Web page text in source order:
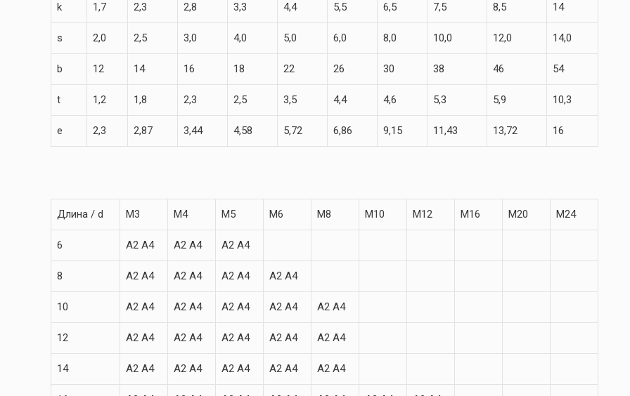
k 1,7 2,3 2,8 3,3 4,4 5,5 6,5 7,5 8,5 14
s 2,0 2,5 3,0 4,0 5,0 6,0 8,0 10,0 12,0 14,0
b 12 14 16 18 22 26 30 38 46 54
t 1,2 1,8 2,3 2,5 3,5 4,4 4,6 5,3 5,9 10,3
e 2,3 2,87 3,44 4,58 5,72 6,86 9,15 11,43 13,72 16
Длина / d M3 M4 M5 M6 M8 M10 M12 M16 M20 M24
6 A2 A4 A2 A4 A2 A4
8 A2 A4 A2 A4 A2 A4 A2 A4
10 A2 A4 A2 A4 A2 A4 A2 A4 A2 A4
12 A2 A4 A2 A4 A2 A4 A2 A4 A2 A4
14 A2 A4 A2 A4 A2 A4 A2 A4 A2 A4